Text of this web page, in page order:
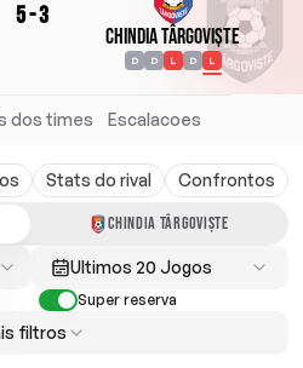
5-3
Chindia Târgoviște
D D L D L
dos times Escalacoes
Stats do rival Confrontos
CHINDIA TÂRGOVIȘTE
Ultimos 20 Jogos
Super reserva
filtros